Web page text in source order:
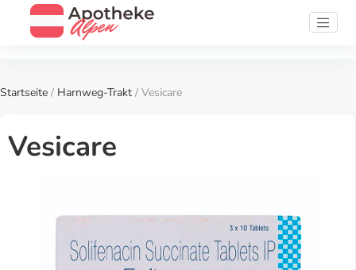
Startseite / Harnweg-Trakt / Vesicare
Vesicare